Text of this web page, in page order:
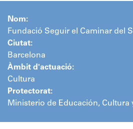
Nom:
Fundació Seguir el Caminar del
Ciutat:
Barcelona
Àmbit d'actuació:
Cultura
Protectorat:
Ministerio de Educación, Cultura